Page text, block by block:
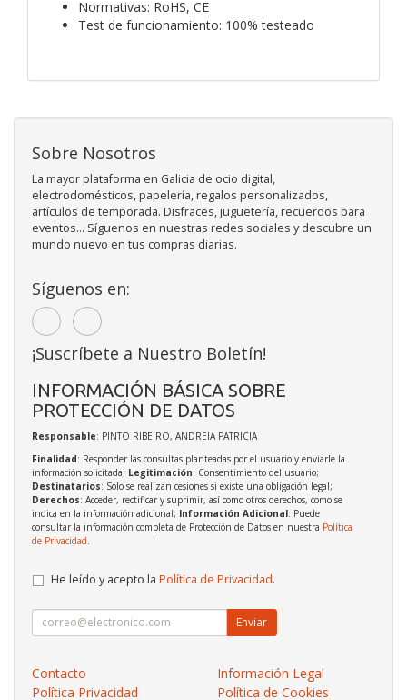
Normativas: RoHS, CE
Test de funcionamiento: 100% testeado
Sobre Nosotros
La mayor plataforma en Galicia de ocio digital,
electrodomésticos, papelería, regalos personalizados,
artículos de temporada. Disfraces, juguetería, recuerdos para
eventos... Síguenos en nuestras redes sociales y descubre un
mundo nuevo en tus compras diarias.
Síguenos en:
¡Suscríbete a Nuestro Boletín!
INFORMACIÓN BÁSICA SOBRE
PROTECCIÓN DE DATOS
Responsable: PINTO RIBEIRO, ANDREIA PATRICIA
Finalidad: Responder las consultas planteadas por el usuario y enviarle la
información solicitada; Legitimación: Consentimiento del usuario;
Destinatarios: Solo se realizan cesiones si existe una obligación legal;
Derechos: Acceder, rectificar y suprimir, así como otros derechos, como se
indica en la información adicional; Información Adicional: Puede
consultar la información completa de Protección de Datos en nuestra Política
de Privacidad
He leído y acepto la Política de Privacidad.
Enviar
Contacto
Información Legal
Política Privacidad
Política de Cookies